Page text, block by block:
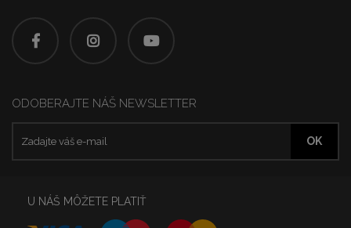
ODOBERAJTE NÁŠ NEWSLETTER
U NÁŠ MÔŽETE PLATIŤ